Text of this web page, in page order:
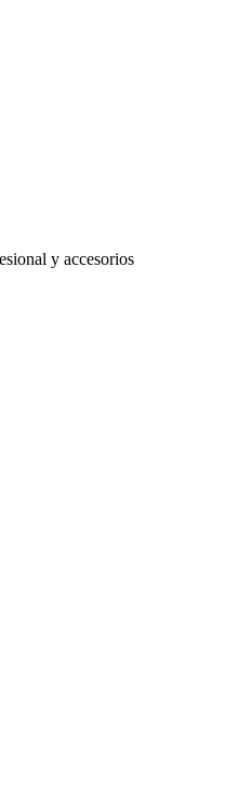
y accesorios